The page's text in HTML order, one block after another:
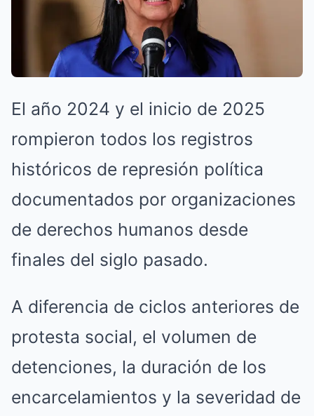
El año 2024 y el inicio de 2025
rompieron todos los registros
históricos de represión política
documentados por organizaciones
de derechos humanos desde
finales del siglo pasado.
A diferencia de ciclos anteriores de
protesta social, el volumen de
detenciones, la duración de los
encarcelamientos y la severidad de